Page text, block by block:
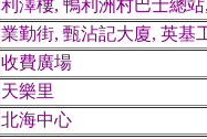
利澤樓, 鴨利洲村巴士總
業勤街, 甄沾記大廈, 英基
收費廣場
天樂里
北海中心